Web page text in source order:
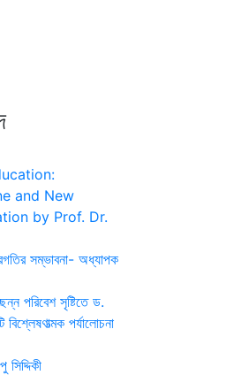
and New
by Prof. Dr.
সম্ভাবনা- অধ্যাপক
পরিবেশ সৃষ্টিতে ড.
পর্যালোচনা